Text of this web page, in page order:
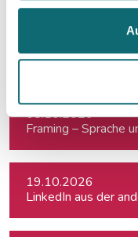
Auftritt vor der
08.10.2026
Framing – Sprache
19.10.2026
LinkedIn aus der